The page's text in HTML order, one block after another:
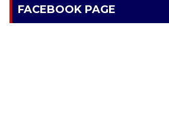
FACEBOOK PAGE